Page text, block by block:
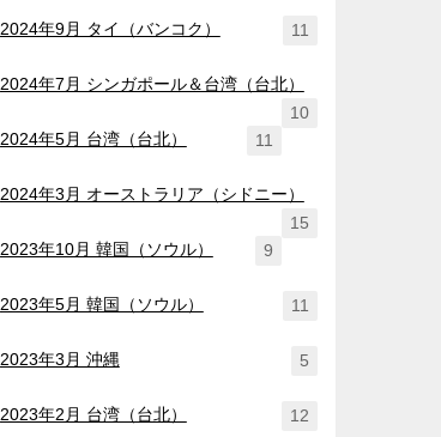
2024年9月 タイ（バンコク） 11
2024年7月 シンガポール＆台湾（台北）
10
2024年5月 台湾（台北）
11
2024年3月 オーストラリア（シドニー）
15
2023年10月 韓国（ソウル）
9
2023年5月 韓国（ソウル） 11
2023年3月 沖縄 5
2023年2月 台湾（台北） 12